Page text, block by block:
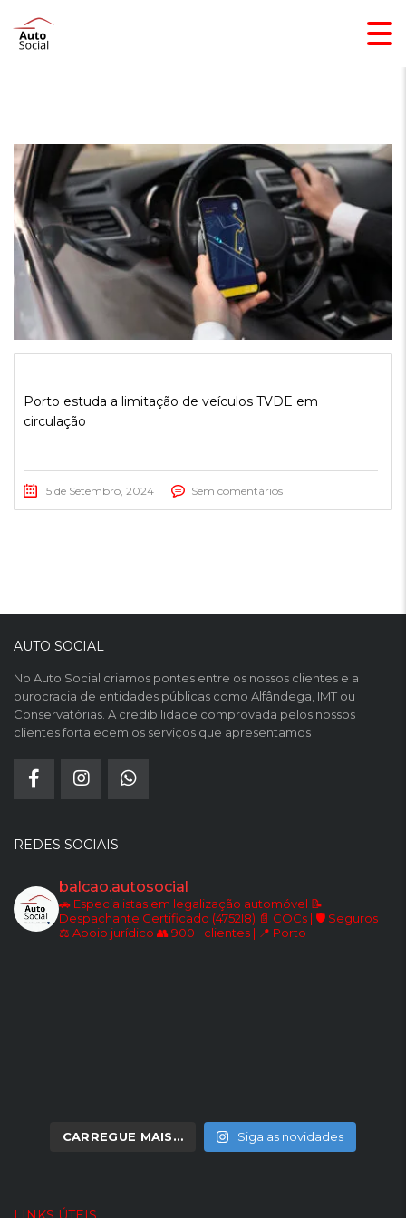
Porto estuda a limitação de veículos TVDE em
circulação
5 de Setembro, 2024 Sem comentários
AUTO SOCIAL
No Auto Social criamos pontes entre os nossos clientes e a
burocracia de entidades públicas como Alfândega, IMT ou
Conservatórias. A credibilidade comprovada pelos nossos
clientes fortalecem os serviços que apresentamos
REDES SOCIAIS
balcao.autosocial
🚗 Especialistas em legalização automóvel 📝
Despachante Certificado (4752I8) 📄 COCs | 🛡️ Seguros |
⚖️ Apoio jurídico 👥 900+ clientes | 📍 Porto
CARREGUE MAIS… Siga as novidades